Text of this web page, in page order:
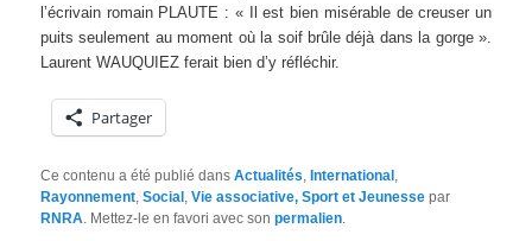
l’écrivain romain PLAUTE : « Il est bien misérable de creuser un
puits seulement au moment où la soif brûle déjà dans la gorge ».
Laurent WAUQUIEZ ferait bien d’y réfléchir.
Partager
Ce contenu a été publié dansActualités, International ,
Rayonnement,Social ,Vie associative, Sport et Jeunesse par
RNRA. Mettez-le en favori avec sonpermalien.